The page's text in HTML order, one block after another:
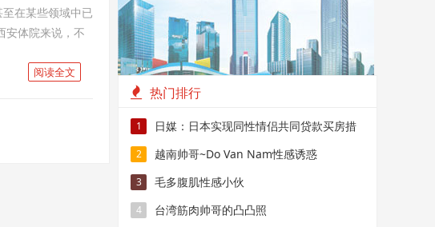
在某些领域中已
安体院来说，不
阅读全文
热门排行
1
日媒：日本实现同性情侣共同贷款买房措
施
2 越南帅哥~Do Van Nam性感诱惑
3 毛多腹肌性感小伙
4 台湾筋肉帅哥的凸凸照